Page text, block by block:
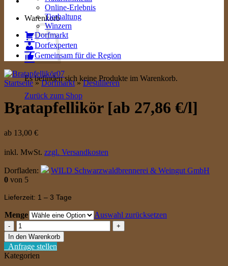
Warenkorb
Es befinden sich keine Produkte im Warenkorb.
Zurück zum Shop
Online-Erlebnis
Tierhaltung
Winzern
Dorfmarkt
Dorfexperten
Gemeinsam für die Region
Startseite » Dorfmarkt » Destillieren
Bratapfellikör [ab 27,86 €/l]
ab 13,00 €
inkl. MwSt. zzgl. Versandkosten
Dorfladen:
WILD Schwarzwaldbrennerei & Weingut GmbH
0 von 5
Lieferzeit: 1 – 3 Tage
Menge
Auswahl zurücksetzen
Bratapfellikör
[ab
27,86
€/l]
Menge
In den Warenkorb
Anfrage stellen
Kategorien